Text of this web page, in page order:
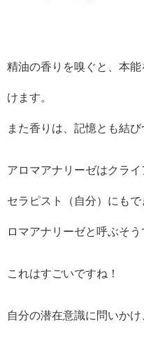
精油の香りを嗅ぐと、本
けます。
また香りは、記憶とも結び
アロマアナリーゼはクライ
セラピスト（自分）にも
ロマアナリーゼと呼ぶそう
これはすごいですね！
自分の潜在意識に問いか